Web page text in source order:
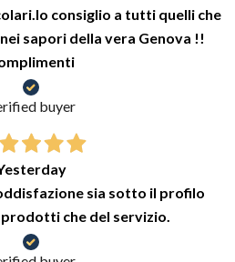
consiglio a tutti quelli che
sapori della vera Genova !!
buyer
sia sotto il profilo
che del servizio.